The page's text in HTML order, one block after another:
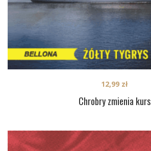
Chrobry zmienia kurs
12,99 zł